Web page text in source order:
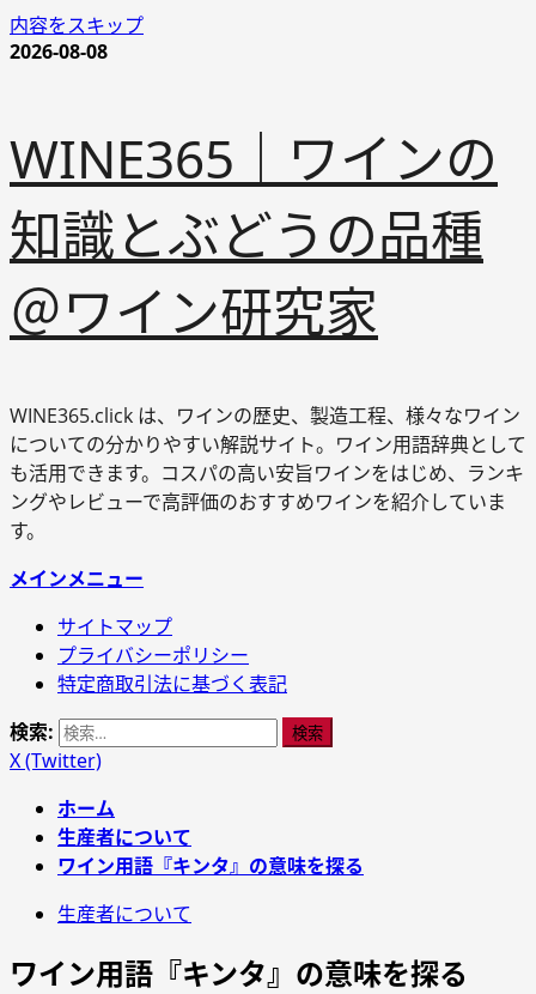
内容をスキップ
2026-08-08
WINE365｜ワインの
知識とぶどうの品種
＠ワイン研究家
WINE365.click は、ワインの歴史、製造工程、様々なワイン
についての分かりやすい解説サイト。ワイン用語辞典として
も活用できます。コスパの高い安旨ワインをはじめ、ランキ
ングやレビューで高評価のおすすめワインを紹介していま
す。
メインメニュー
サイトマップ
プライバシーポリシー
特定商取引法に基づく表記
検索:
X (Twitter)
ホーム
生産者について
ワイン用語『キンタ』の意味を探る
生産者について
ワイン用語『キンタ』の意味を探る